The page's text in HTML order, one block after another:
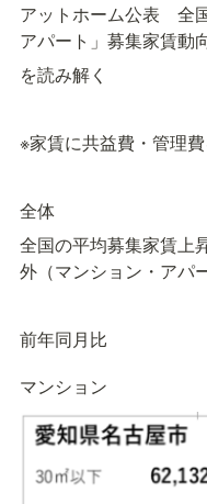
アットホーム公表　全
アパート」募集家賃動
を読み解く
※家賃に共益費・管理費
全体
全国の平均募集家賃上
外（マンション・アパ
前年同月比
マンション